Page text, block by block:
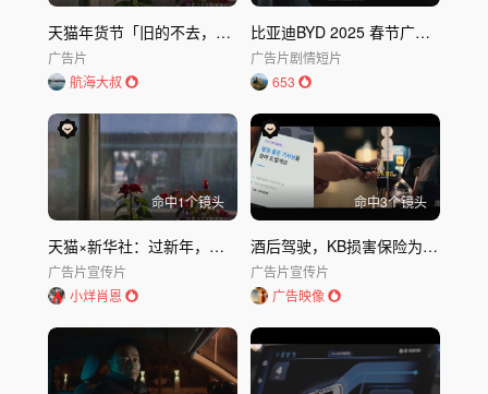
天猫年货节「旧的不去，新的也来」整合营销案例
广告片
航海大叔
比亚迪BYD 2025 春节广告：比个啥
广告片剧情短片
653
命中1个镜头
天猫×新华社：过新年，为什么要买年货？
广告片宣传片
小烊肖恩
命中3个镜头
酒后驾驶，KB损害保险为你守住最后底线
广告片宣传片
广告映像